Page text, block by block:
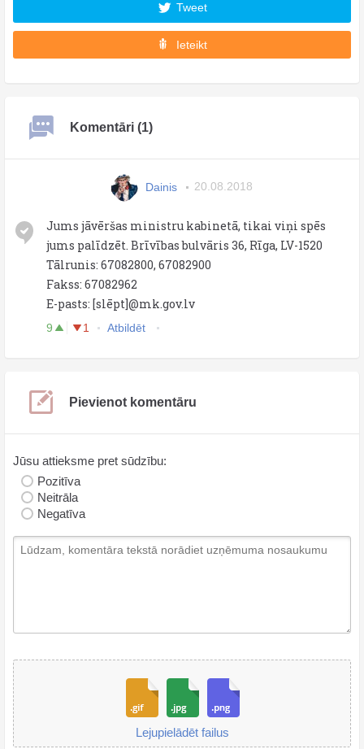
Tweet
Ieteikt
Komentāri (1)
Dainis 20.08.2018
Jums jāvēršas ministru kabinetā, tikai viņi spēs
jums palīdzēt. Brīvības bulvāris 36, Rīga, LV-1520
Tālrunis: 67082800, 67082900
Fakss: 67082962
E-pasts: [slēpt]@mk.gov.lv
9 1 Atbildēt
Pievienot komentāru
Jūsu attieksme pret sūdzību:
Pozitīva
Neitrāla
Negatīva
Lejupielādēt failus